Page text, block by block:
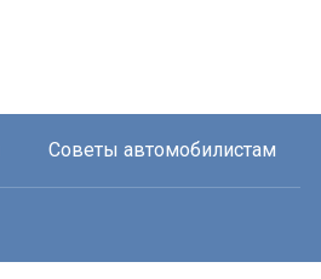
Советы автомобилистам